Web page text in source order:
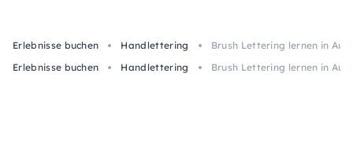
Erlebnisse buchen Handlettering
Brush Lettering lernen in
Erlebnisse buchen
Handlettering Brush Lettering lernen in